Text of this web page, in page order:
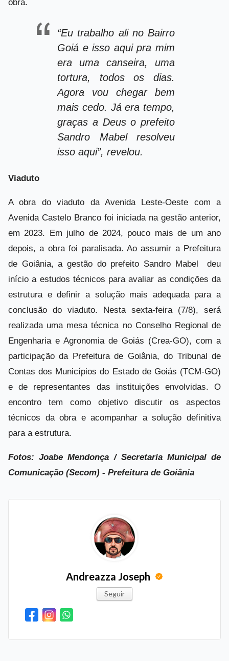
obra.
“Eu trabalho ali no Bairro
Goiá e isso aqui pra mim
era uma canseira, uma
tortura, todos os dias.
Agora vou chegar bem
mais cedo. Já era tempo,
graças a Deus o prefeito
Sandro Mabel resolveu
isso aqui”, revelou.
Viaduto
A obra do viaduto da Avenida Leste-Oeste com a
Avenida Castelo Branco foi iniciada na gestão anterior,
em 2023. Em julho de 2024, pouco mais de um ano
depois, a obra foi paralisada. Ao assumir a Prefeitura
de Goiânia, a gestão do prefeito Sandro Mabel deu
início a estudos técnicos para avaliar as condições da
estrutura e definir a solução mais adequada para a
conclusão do viaduto. Nesta sexta-feira (7/8), será
realizada uma mesa técnica no Conselho Regional de
Engenharia e Agronomia de Goiás (Crea-GO), com a
participação da Prefeitura de Goiânia, do Tribunal de
Contas dos Municípios do Estado de Goiás (TCM-GO)
e de representantes das instituições envolvidas. O
encontro tem como objetivo discutir os aspectos
técnicos da obra e acompanhar a solução definitiva
para a estrutura.
Fotos: Joabe Mendonça / Secretaria Municipal de
Comunicação (Secom) - Prefeitura de Goiânia
Andreazza Joseph
Seguir